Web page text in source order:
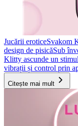
Jucării eroticeSvakom
design de pisicăSub
Klitty ascunde un
vibrații și control prin
Citește mai mult